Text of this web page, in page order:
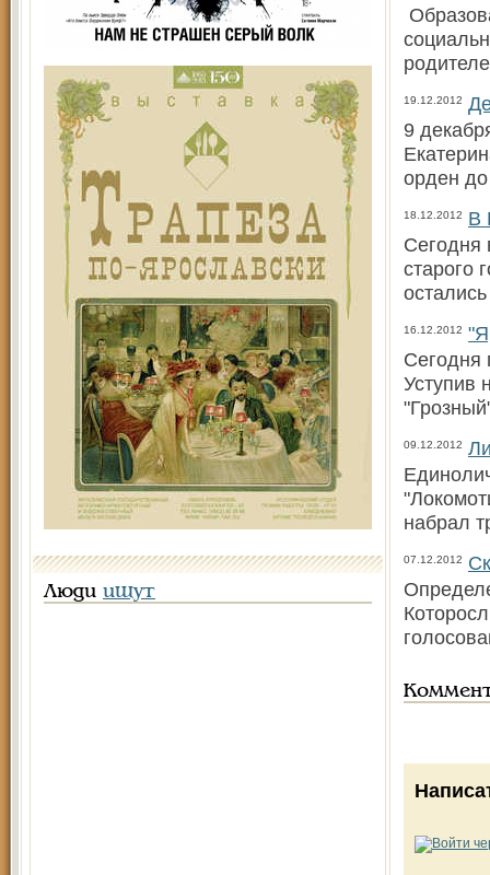
Люди ищут
19.12.2012
9
орден
18.12.2012
В
Сегодня
старого
16.12.2012
Сегодня
Уступив
09.12.2012
набрал
07.12.2012